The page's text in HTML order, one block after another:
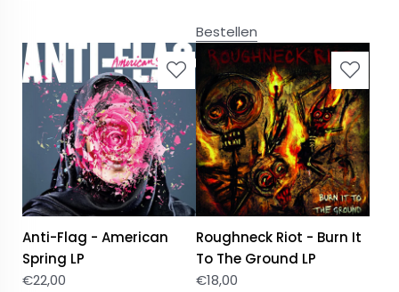
Bestellen
Anti-Flag - American
Spring LP
€22,00
Roughneck Riot - Burn It
To The Ground LP
€18,00